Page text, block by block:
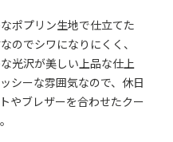
ポプリン生地で仕立てた
のでシワになりにくく、
光沢が美しい上品な仕上
シーな雰囲気なので、休日
やブレザーを合わせたクー